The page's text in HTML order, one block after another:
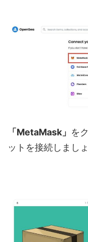
「MetaMask」 を
ットを接続しましょ